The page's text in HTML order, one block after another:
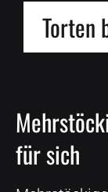
Torten
für sich